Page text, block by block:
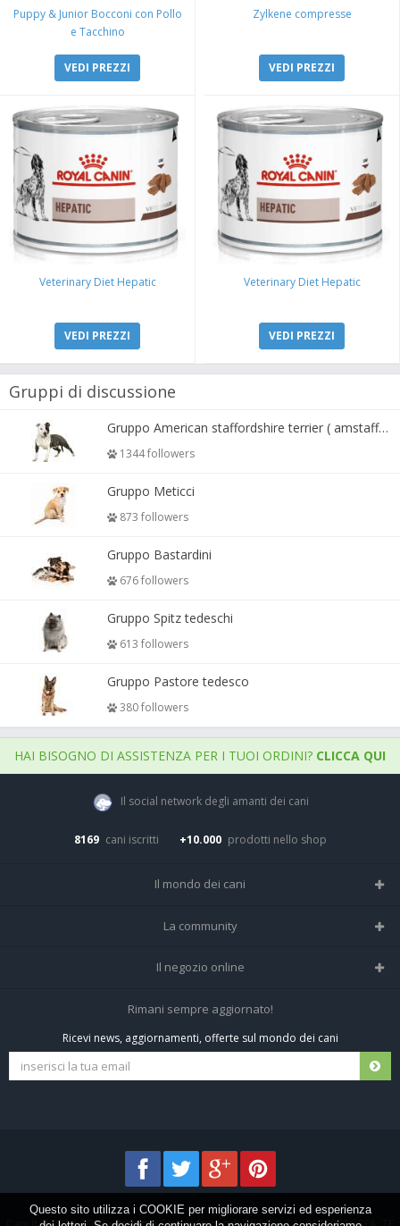
Puppy & Junior Bocconi con Pollo
e Tacchino
VEDI PREZZI
Zylkene compresse
VEDI PREZZI
Veterinary Diet Hepatic
VEDI PREZZI
Veterinary Diet Hepatic
VEDI PREZZI
Gruppi di discussione
Gruppo American staffordshire terrier ( amstaff, amastaff )
1344 followers
Gruppo Meticci
873 followers
Gruppo Bastardini
676 followers
Gruppo Spitz tedeschi
613 followers
Gruppo Pastore tedesco
380 followers
HAI BISOGNO DI ASSISTENZA PER I TUOI ORDINI? CLICCA QUI
Il social network degli amanti dei cani
8169 cani iscritti +10.000 prodotti nello shop
Il mondo dei cani
Tutte le razze
La community
Home
Tutti i cani iscritti
Il negozio online
Negozio per cani
Spedizioni e resi
Rimani sempre aggiornato!
Ricevi news, aggiornamenti, offerte sul mondo dei cani
Questo sito utilizza i COOKIE per migliorare servizi ed esperienza